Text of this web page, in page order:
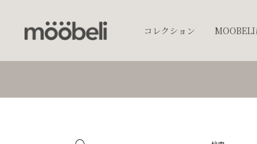
コレクション
キッチンウェア
MOOBELI